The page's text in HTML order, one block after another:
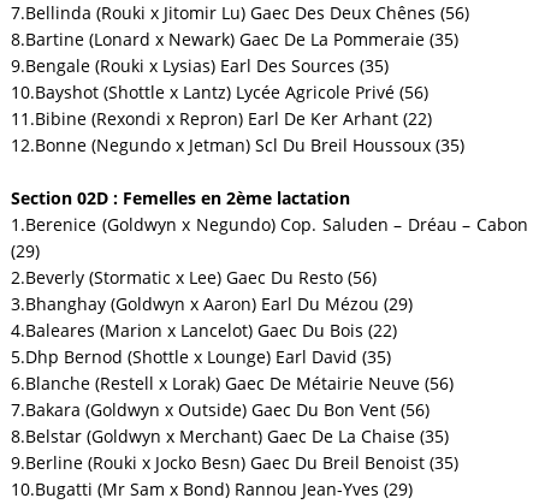
7.Bellinda (Rouki x Jitomir Lu) Gaec Des Deux Chênes (56)
8.Bartine (Lonard x Newark) Gaec De La Pommeraie (35)
9.Bengale (Rouki x Lysias) Earl Des Sources (35)
10.Bayshot (Shottle x Lantz) Lycée Agricole Privé (56)
11.Bibine (Rexondi x Repron) Earl De Ker Arhant (22)
12.Bonne (Negundo x Jetman) Scl Du Breil Houssoux (35)
Section 02D : Femelles en 2ème lactation
1.Berenice (Goldwyn x Negundo) Cop. Saluden – Dréau – Cabon
(29)
2.Beverly (Stormatic x Lee) Gaec Du Resto (56)
3.Bhanghay (Goldwyn x Aaron) Earl Du Mézou (29)
4.Baleares (Marion x Lancelot) Gaec Du Bois (22)
5.Dhp Bernod (Shottle x Lounge) Earl David (35)
6.Blanche (Restell x Lorak) Gaec De Métairie Neuve (56)
7.Bakara (Goldwyn x Outside) Gaec Du Bon Vent (56)
8.Belstar (Goldwyn x Merchant) Gaec De La Chaise (35)
9.Berline (Rouki x Jocko Besn) Gaec Du Breil Benoist (35)
10.Bugatti (Mr Sam x Bond) Rannou Jean-Yves (29)